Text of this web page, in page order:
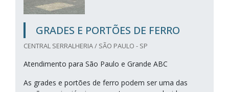
GRADES E PORTÕES DE FERRO
CENTRAL SERRALHERIA / SÃO PAULO - SP
Atendimento para São Paulo e Grande ABC
As grades e portões de ferro podem ser uma das